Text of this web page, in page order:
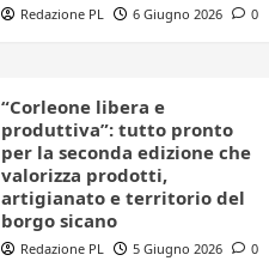
Redazione PL 6 Giugno 2026 0
“Corleone libera e
produttiva”: tutto pronto
per la seconda edizione che
valorizza prodotti,
artigianato e territorio del
borgo sicano
Redazione PL 5 Giugno 2026 0